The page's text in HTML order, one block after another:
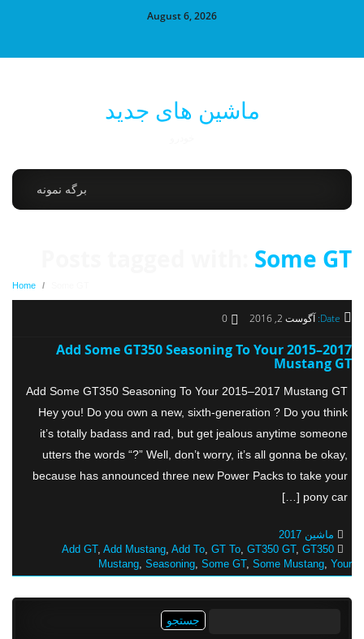
August 6, 2026
ماشین های جدید
برگه نمونه
Posts tagged with:Some GT
Home
Date: آگوست 2, 2016 0
Add Some GT350 Seasoning To Your 2015–2017
Mustang GT
Add Some GT350 Seasoning To Your 2015–2017 Mustang GT
Hey you! Do you own a new, sixth-generation ? Do you think
it’s totally badass and rad, but get jealous anytime someone
utters the words “?” Well, don’t worry, it’s all gonna be okay,
because has announced three new Power Packs to take your
pony car […]
ماشین 2017
Add GT,Add Mustang,Add To,GT To,GT350 GT,GT350
Mustang,Seasoning,Some GT,Some Mustang,Your